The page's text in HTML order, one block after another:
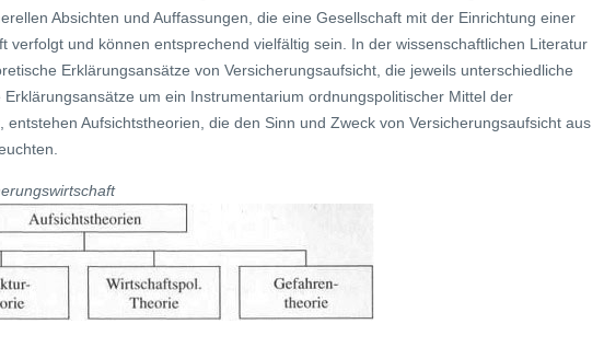
Absichten und Auffassungen, die eine Gesellschaft mit der Einrichtung einer
verfolgt und können entsprechend vielfältig sein. In der wissenschaftlichen Literatur
Erklärungsansätze von Versicherungsaufsicht, die jeweils unterschiedliche
um ein Instrumentarium ordnungspolitischer Mittel der
entstehen Aufsichtstheorien, die den Sinn und Zweck von Versicherungsaufsicht aus